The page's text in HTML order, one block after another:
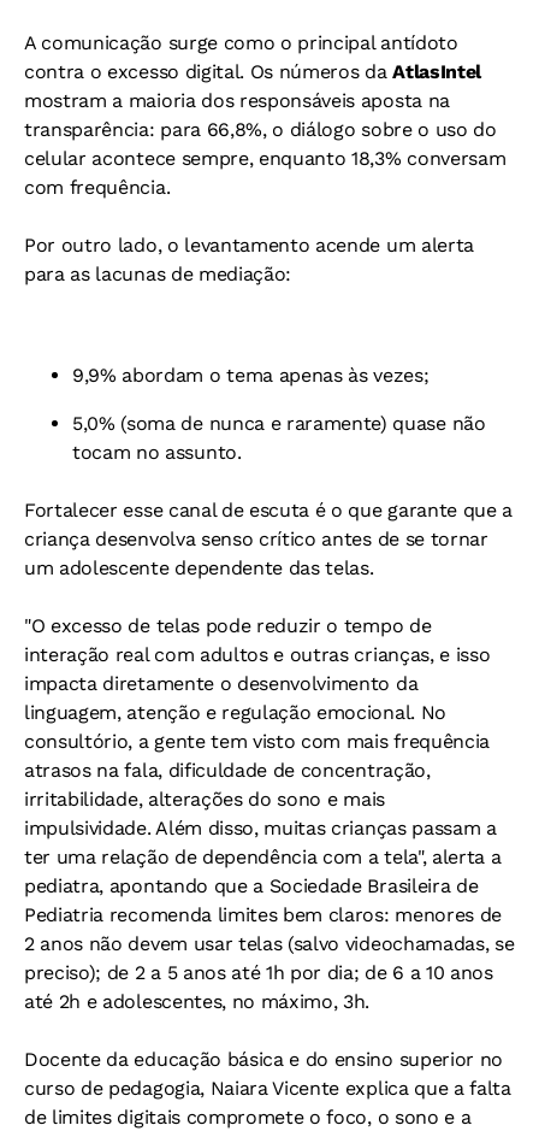
A comunicação surge como o principal antídoto
contra o excesso digital. Os números daAtlasIntel
mostram a maioria dos responsáveis aposta na
transparência: para 66,8%, o diálogo sobre o uso do
celular acontece sempre, enquanto 18,3% conversam
com frequência.
Por outro lado, o levantamento acende um alerta
para as lacunas de mediação:
9,9% abordam o tema apenas às vezes;
5,0% (soma de nunca e raramente) quase não
tocam no assunto.
Fortalecer esse canal de escuta é o que garante que a
criança desenvolva senso crítico antes de se tornar
um adolescente dependente das telas.
"O excesso de telas pode reduzir o tempo de
interação real com adultos e outras crianças, e isso
impacta diretamente o desenvolvimento da
linguagem, atenção e regulação emocional. No
consultório, a gente tem visto com mais frequência
atrasos na fala, dificuldade de concentração,
irritabilidade, alterações do sono e mais
impulsividade. Além disso, muitas crianças passam a
ter uma relação de dependência com a tela", alerta a
pediatra, apontando que a Sociedade Brasileira de
Pediatria recomenda limites bem claros: menores de
2 anos não devem usar telas (salvo videochamadas, se
preciso); de 2 a 5 anos até 1h por dia; de 6 a 10 anos
até 2h e adolescentes, no máximo, 3h.
Docente da educação básica e do ensino superior no
curso de pedagogia, Naiara Vicente explica que a falta
de limites digitais compromete o foco, o sono e a